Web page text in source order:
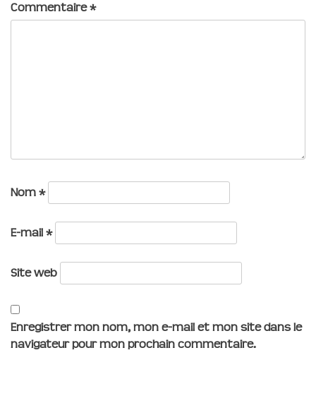
Commentaire*
Nom *
E-mail *
Site web
Enregistrer mon nom, mon e-mail et mon site dans le
navigateur pour mon prochain commentaire.